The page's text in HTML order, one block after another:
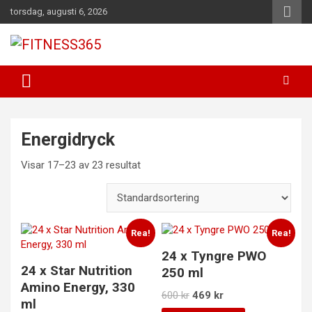
Hoppa
till
innehåll
torsdag, augusti 6, 2026
FITNESS365
Energidryck
Visar 17–23 av 23 resultat
Rea!
24 x Star Nutrition
Amino Energy, 330
ml
Rea!
24 x Tyngre PWO
250 ml
600kr Det
ursprungliga
469 krDet
nuvarande